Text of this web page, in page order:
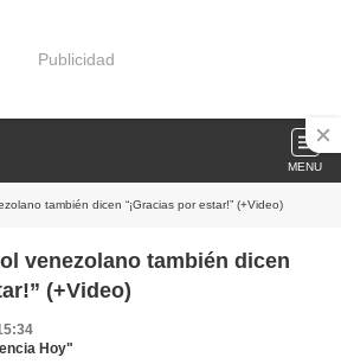
Publicidad
MENU
también dicen “¡Gracias por estar!” (+Video)
venezolano también dicen
(+Video)
Hoy"